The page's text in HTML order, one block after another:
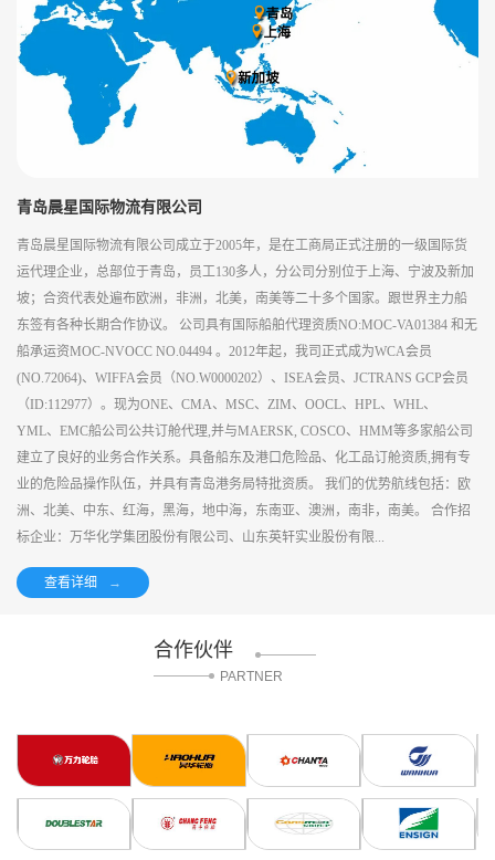
青岛晨星国际物流有限公司
青岛晨星国际物流有限公司成立于2005年，是在工商局正式注册的一级国际货
运代理企业，总部位于青岛，员工130多人，分公司分别位于上海、宁波及新加
坡；合资代表处遍布欧洲，非洲，北美，南美等二十多个国家。跟世界主力船
东签有各种长期合作协议。 公司具有国际船舶代理资质NO:MOC-VA01384 和无
船承运资MOC-NVOCC NO.04494 。2012年起，我司正式成为WCA会员
(NO.72064)、WIFFA会员（NO.W0000202）、ISEA会员、JCTRANS GCP会员
（ID:112977）。现为ONE、CMA、MSC、ZIM、OOCL、HPL、WHL、
YML、EMC船公司公共订舱代理,并与MAERSK, COSCO、HMM等多家船公司
建立了良好的业务合作关系。具备船东及港口危险品、化工品订舱资质,拥有专
业的危险品操作队伍，并具有青岛港务局特批资质。 我们的优势航线包括：欧
洲、北美、中东、红海，黑海，地中海，东南亚、澳洲，南非，南美。 合作招
标企业：万华化学集团股份有限公司、山东英轩实业股份有限...
查看详细 →
合作伙伴
PARTNER